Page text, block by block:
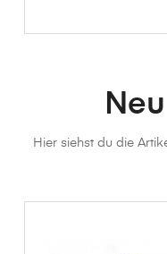
Hier siehst du die